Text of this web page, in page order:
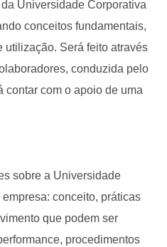
Universidade Corporativa
conceitos fundamentais,
utilização. Será feito através
conduzida pelo
contar com o apoio de uma
sobre a Universidade
conceito, práticas
que podem ser
procedimentos